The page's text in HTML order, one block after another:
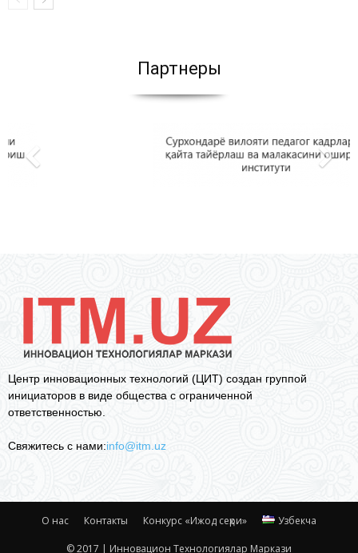
Партнеры
Центр инновационных технологий (ЦИТ) создан группой
инициаторов в виде общества с ограниченной
ответственностью.
Свяжитесь с нами:info@itm.uz
О нас Контакты Конкурс «Ижод сеҳри» Узбекча
© 2017 | Инновацион Технологиялар Маркази